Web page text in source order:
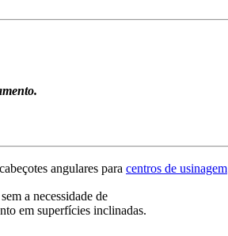
angulares para centros de usinagem
a necessidade de
em superfícies inclinadas.